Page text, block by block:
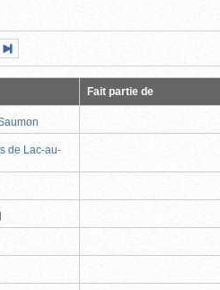
page
Fait partie de
de Lac-au-